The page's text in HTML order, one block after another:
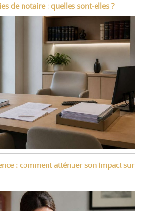
de notaire : quelles sont-elles ?
: comment atténuer son impact sur